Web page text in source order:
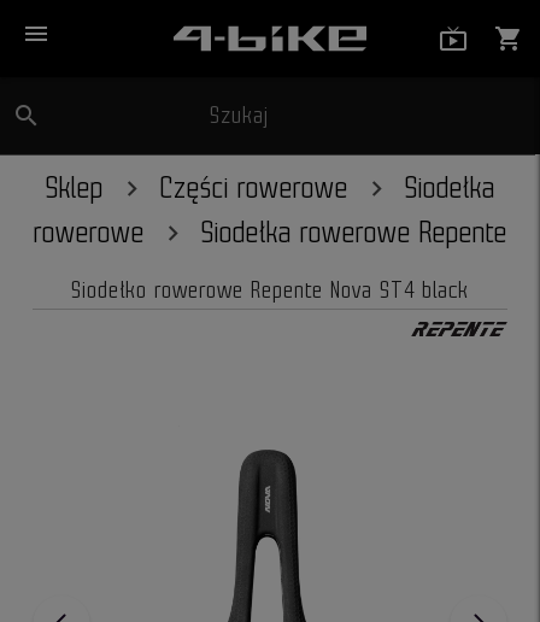
menu shopping_cart
search Szukaj
Sklep Części rowerowe
Siodełka
rowerowe
Siodełka rowerowe Repente
Siodełko rowerowe Repente Nova ST4 black